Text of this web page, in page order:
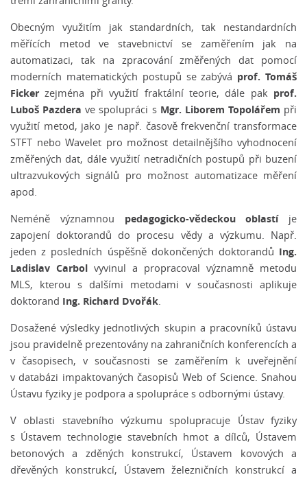
Obecným využitím jak standardních, tak nestandardních
měřících metod ve stavebnictví se zaměřením jak na
automatizaci, tak na zpracování změřených dat pomocí
moderních matematických postupů se zabývá prof. Tomáš
Fickerzejména při využití fraktální teorie, dále pak prof.
Luboš Pazdera ve spolupráci s Mgr. Liborem Topolářem při
využití metod, jako je např. časově frekvenční transformace
STFT nebo Wavelet pro možnost detailnějšího vyhodnocení
změřených dat, dále využití netradičních postupů při buzení
ultrazvukových signálů pro možnost automatizace měření
apod.
Neméně významnou pedagogicko-vědeckou oblastíje
zapojení doktorandů do procesu vědy a výzkumu. Např.
jeden z posledních úspěšně dokončených doktorandů Ing.
Ladislav Carbol vyvinul a propracoval významně metodu
MLS, kterou s dalšími metodami v současnosti aplikuje
doktorand Ing. Richard Dvořák.
Dosažené výsledky jednotlivých skupin a pracovníků ústavu
jsou pravidelně prezentovány na zahraničních konferencích a
v časopisech, v současnosti se zaměřením k uveřejnění
v databázi impaktovaných časopisů Web of Science. Snahou
Ústavu fyziky je podpora a spolupráce s odbornými ústavy.
V oblasti stavebního výzkumu spolupracuje Ústav fyziky
s Ústavem technologie stavebních hmot a dílců, Ústavem
betonových a zděných konstrukcí, Ústavem kovových a
dřevěných konstrukcí, Ústavem železničních konstrukcí a